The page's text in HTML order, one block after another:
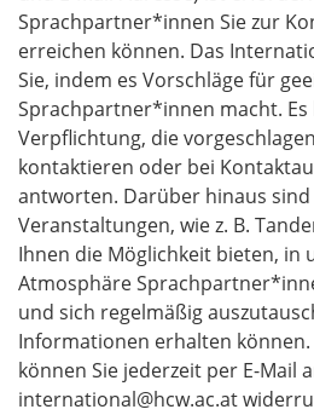
l
d
Sprachpartner*innen Sie zur
erreichen können. Das
Sie, indem es Vorschläge für
Sprachpartner*innen macht.
Verpflichtung, die
kontaktieren oder bei
antworten. Darüber hinaus
Veranstaltungen, wie z. B.
Ihnen die Möglichkeit bieten, in
Atmosphäre
und sich regelmäßig
Informationen erhalten können.
können Sie jederzeit per E-Mail
international@hcw.ac.at